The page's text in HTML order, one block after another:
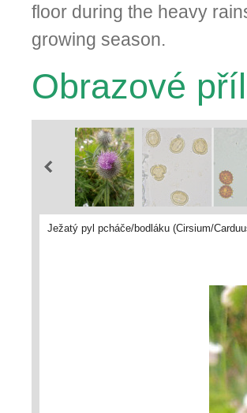
floor during the heavy
growing season.
Obrazové
Ježatý pyl pcháče/bodláku (Cirsium/